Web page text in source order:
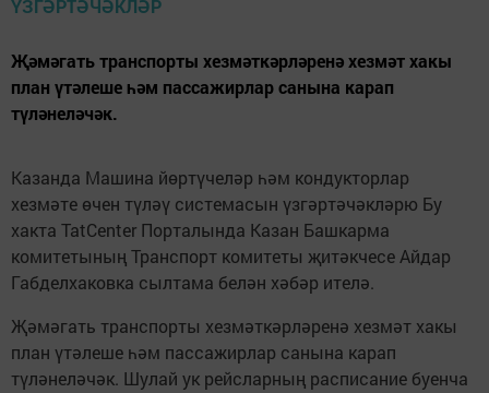
Җәмәгать транспорты хезмәткәрләренә хезмәт хакы
план үтәлеше һәм пассажирлар санына карап
түләнеләчәк.
Казанда Машина йөртүчеләр һәм кондукторлар
хезмәте өчен түләү системасын үзгәртәчәкләрю Бу
хакта TatCenter Порталында Казан Башкарма
комитетының Транспорт комитеты җитәкчесе Айдар
Габделхаковка сылтама белән хәбәр ителә.
Җәмәгать транспорты хезмәткәрләренә хезмәт хакы
план үтәлеше һәм пассажирлар санына карап
түләнеләчәк. Шулай ук рейсларның расписание буенча